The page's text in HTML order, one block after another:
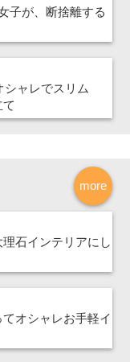
子が、断捨離する
シャレでスリム
more
石インテリアにし
オシャレお手軽イ